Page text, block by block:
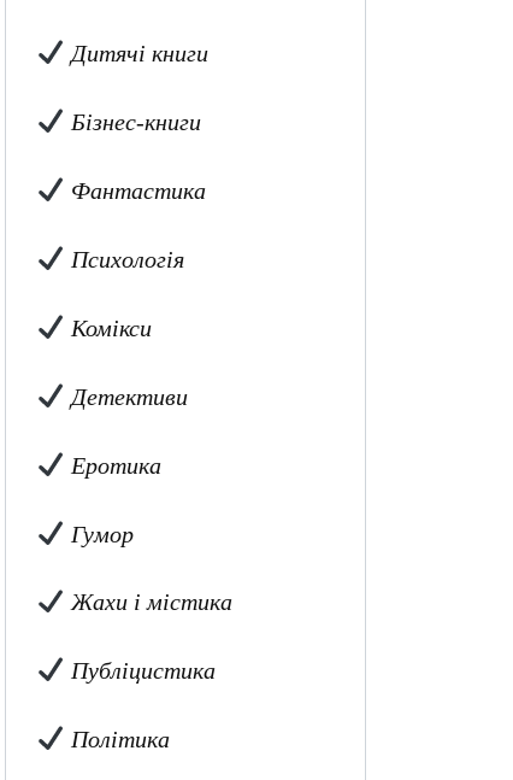
Дитячі книги
Бізнес-книги
Фантастика
Психологія
Комікси
Детективи
Еротика
Гумор
Жахи і містика
Публіцистика
Політика